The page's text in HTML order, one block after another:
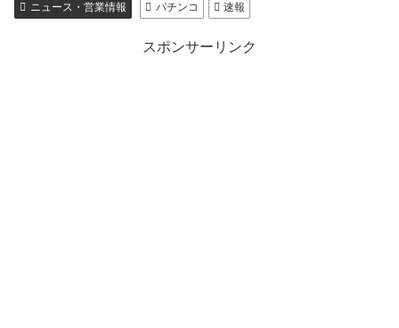
ニュース・営業情報 パチンコ 速報
スポンサーリンク